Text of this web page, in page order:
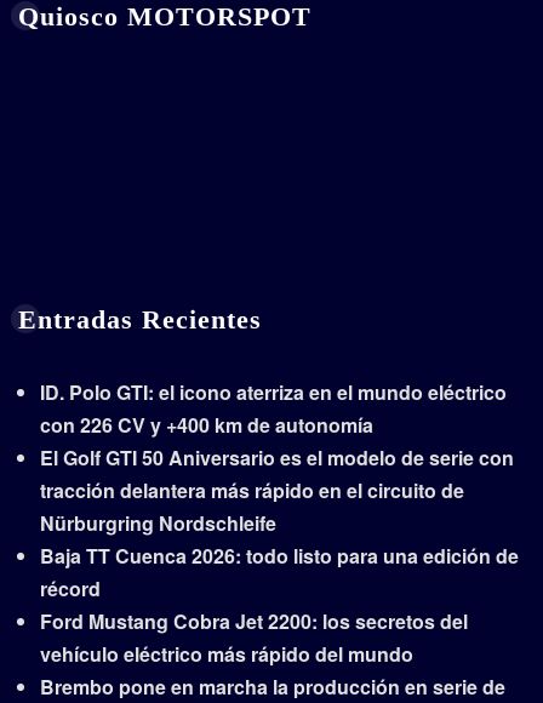
Quiosco MOTORSPOT
Entradas Recientes
ID. Polo GTI: el icono aterriza en el mundo eléctrico
con 226 CV y +400 km de autonomía
El Golf GTI 50 Aniversario es el modelo de serie con
tracción delantera más rápido en el circuito de
Nürburgring Nordschleife
Baja TT Cuenca 2026: todo listo para una edición de
récord
Ford Mustang Cobra Jet 2200: los secretos del
vehículo eléctrico más rápido del mundo
Brembo pone en marcha la producción en serie de